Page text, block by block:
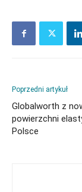
Poprzedni artykuł
Globalworth z
powierzchni
Polsce